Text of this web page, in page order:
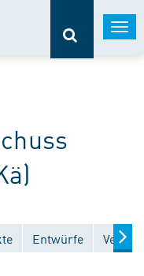
Entwürfe